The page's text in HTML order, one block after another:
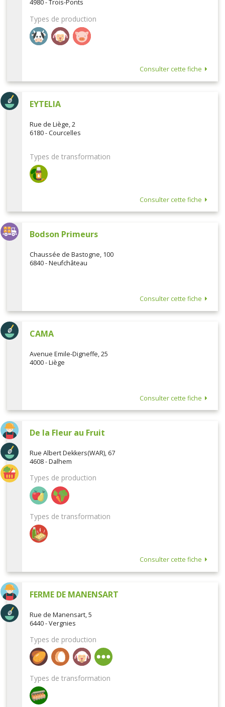
4980 - Trois-Ponts
Types de production
Consulter cette fiche
EYTELIA
Rue de Liège, 2
6180 - Courcelles
Types de transformation
Consulter cette fiche
Bodson Primeurs
Chaussée de Bastogne, 100
6840 - Neufchâteau
Consulter cette fiche
CAMA
Avenue Emile-Digneffe, 25
4000 - Liège
Consulter cette fiche
De la Fleur au Fruit
Rue Albert Dekkers(WAR), 67
4608 - Dalhem
Types de production
Types de transformation
Consulter cette fiche
FERME DE MANENSART
Rue de Manensart, 5
6440 - Vergnies
Types de production
Types de transformation